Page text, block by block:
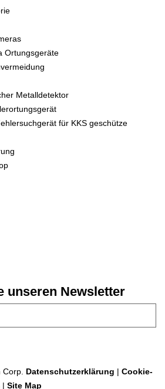
Ortungsgeräte
Metalldetektor
für KKS geschütze
unseren Newsletter
Datenschutzerklärung | Cookie-
| Site Map